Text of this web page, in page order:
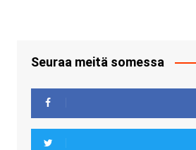
Seuraa meitä somessa